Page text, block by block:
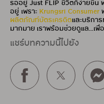
รออยู่ Just FLIP ชีวิตก็ง่ายขึ้น
อยู่ เพราะ Krungsri Consumer
ผลิตภัณฑ์บัตรเครดิตและบริกา
มากมาย เราพร้อมช่วยดูแล...เ
แชร์บทความนี้ไปยัง